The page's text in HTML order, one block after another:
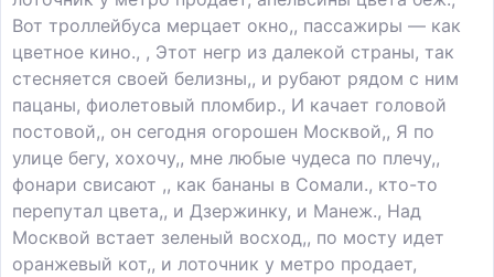
Вот троллейбуса мерцает окно,, пассажиры — как
цветное кино., , Этот негр из далекой страны, так
стесняется своей белизны,, и рубают рядом с ним
пацаны, фиолетовый пломбир., И качает головой
постовой,, он сегодня огорошен Москвой,, Я по
улице бегу, хохочу,, мне любые чудеса по плечу,,
фонари свисают ,, как бананы в Сомали., кто-то
перепутал цвета,, и Дзержинку, и Манеж., Над
Москвой встает зеленый восход,, по мосту идет
оранжевый кот,, и лоточник у метро продает,